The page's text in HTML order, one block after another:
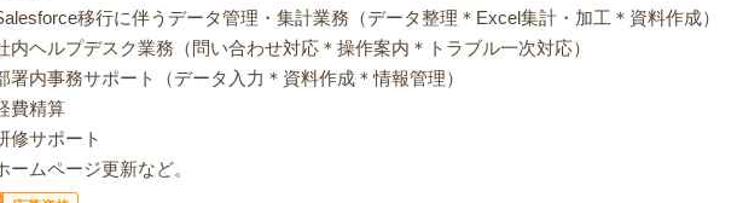
移行に伴うデータ管理・集計業務（データ整理＊Excel集計・加工＊資料作成）
内ヘルプデスク業務（問い合わせ対応＊操作案内＊トラブル一次対応）
署内事務サポート（データ入力＊資料作成＊情報管理）
費精算
修サポート
ームページ更新など。